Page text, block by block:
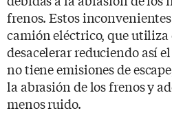
frenos. Estos
camión eléctrico, que utiliza
desacelerar reduciendo así
no tiene emisiones de
la abrasión de los frenos y
menos ruido.